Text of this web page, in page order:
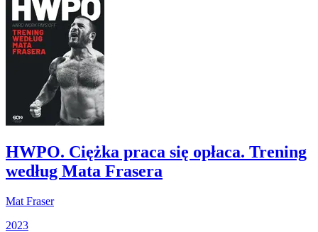
HWPO. Ciężka praca się opłaca. Trening
według Mata Frasera
Mat Fraser
2023